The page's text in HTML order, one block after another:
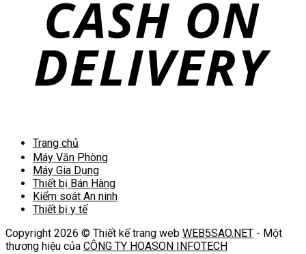
Trang chủ
Máy Văn Phòng
Máy Gia Dụng
Thiết bị Bán Hàng
Kiểm soát An ninh
Thiết bị y tế
Copyright 2026 © Thiết kế trang web WEB5SAO.NET - Một
thương hiệu của CÔNG TY HOASON INFOTECH